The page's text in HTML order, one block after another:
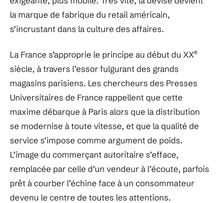
la marque de fabrique du retail américain,
s’incrustant dans la culture des affaires.
La France s’approprie le principe au début du XXe
siècle, à travers l’essor fulgurant des grands
magasins parisiens. Les chercheurs des Presses
Universitaires de France rappellent que cette
maxime débarque à Paris alors que la distribution
se modernise à toute vitesse, et que la qualité de
service s’impose comme argument de poids.
L’image du commerçant autoritaire s’efface,
remplacée par celle d’un vendeur à l’écoute, parfois
prêt à courber l’échine face à un consommateur
devenu le centre de toutes les attentions.